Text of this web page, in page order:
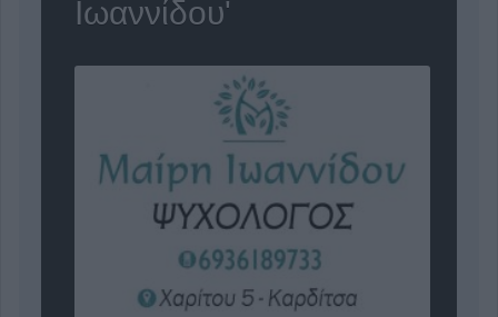
Ιωαννίδου'